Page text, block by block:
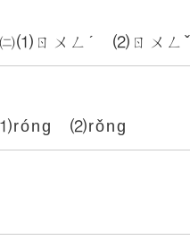
⑴ㄖㄨㄥˊ ⑵ㄖㄨㄥˇ
⑵rǒng